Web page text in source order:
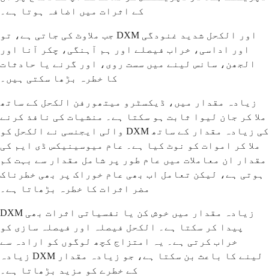
کے اثرات میں اضافہ ہوتا ہے۔
جب ملاوٹ کی جاتی ہے، تو DXM اور الکحل شدید غنودگی
اور اداسی، خراب فیصلے اور ہم آہنگی، چکر آنا اور
الجھن، سانس لینے میں سست روی، اور گرنے یا حادثات
کا خطرہ بڑھا سکتی ہیں۔
زیادہ مقدار میں، ڈیکسٹرو میتھورفن الکحل کے ساتھ
ملا کر جان لیوا ثابت ہو سکتا ہے۔ منشیات کی نافذ کرنے
والی ایجنسی نے الکحل کو DXM کی زیادہ مقدار کے ساتھ
ملا کر اموات کو نوٹ کیا ہے۔ عام میوسینیکس ڈی ایم کی
مقدار ان معاملات میں عام طور پر شامل مقدار سے بہت کم
ہوتی ہے، لیکن تعامل اب بھی عام خوراک پر بھی خطرناک
مضر اثرات کا خطرہ بڑھاتا ہے۔
DXM زیادہ مقدار میں خوش کن یا نفسیاتی اثرات بھی
پیدا کر سکتا ہے۔ الکحل فیصلہ اور فیصلہ سازی کو
خراب کرتی ہے۔ یہ امتزاج کچھ لوگوں کو ارادہ سے
زیادہ DXM لینے کا باعث بن سکتا ہے، جو زیادہ مقدار
کے خطرے کو مزید بڑھاتا ہے۔